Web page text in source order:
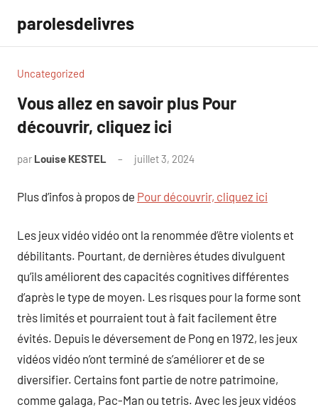
contenu
parolesdelivres
Uncategorized
Vous allez en savoir plus Pour
découvrir, cliquez ici
par Louise KESTEL juillet 3, 2024
Plus d’infos à propos de Pour découvrir, cliquez ici
Les jeux vidéo vidéo ont la renommée d’être violents et
débilitants. Pourtant, de dernières études divulguent
qu’ils améliorent des capacités cognitives différentes
d’après le type de moyen. Les risques pour la forme sont
très limités et pourraient tout à fait facilement être
évités. Depuis le déversement de Pong en 1972, les jeux
vidéos vidéo n’ont terminé de s’améliorer et de se
diversifier. Certains font partie de notre patrimoine,
comme galaga, Pac-Man ou tetris. Avec les jeux vidéos